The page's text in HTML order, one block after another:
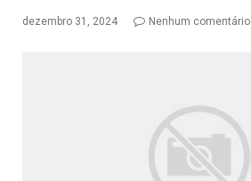
dezembro 31, 2024 Nenhum comentário